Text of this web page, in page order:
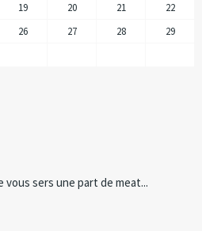
19 20 21
22
26 27 28
29
vous sers une part de meat...